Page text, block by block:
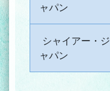
ャパン
シャイアー・ジ
ャパン